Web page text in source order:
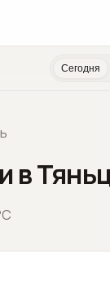
Сегодня
в